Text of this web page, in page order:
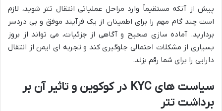
پیش از آنکه مستقیماً وارد مراحل عملیاتی انتقال تتر شوید، لازم
است چند گام مهم را برای اطمینان از یک فرآیند موفق و بی دردسر
بردارید. آماده سازی صحیح و آگاهی از جزئیات، می تواند از بروز
بسیاری از مشکلات احتمالی جلوگیری کند و تجربه ای ایمن از انتقال
دارایی را برای شما رقم بزند.
سیاست های KYC در کوکوین و تاثیر آن بر
برداشت تتر